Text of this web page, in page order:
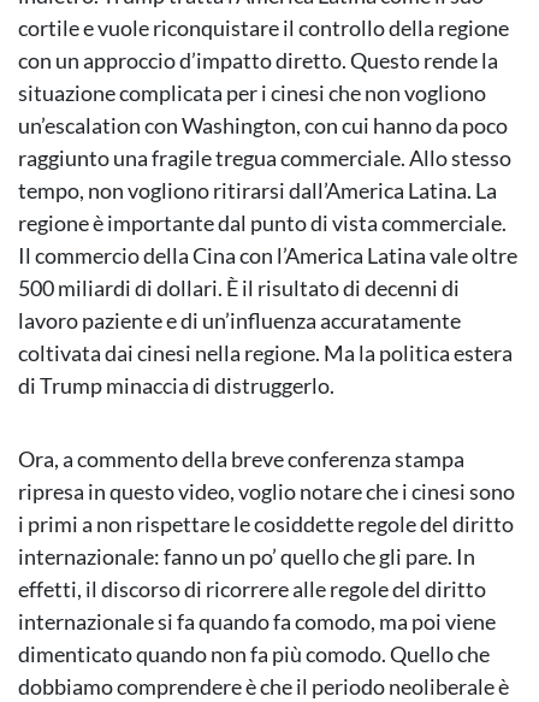
cortile e vuole riconquistare il controllo della regione
con un approccio d’impatto diretto. Questo rende la
situazione complicata per i cinesi che non vogliono
un’escalation con Washington, con cui hanno da poco
raggiunto una fragile tregua commerciale. Allo stesso
tempo, non vogliono ritirarsi dall’America Latina. La
regione è importante dal punto di vista commerciale.
Il commercio della Cina con l’America Latina vale oltre
500 miliardi di dollari. È il risultato di decenni di
lavoro paziente e di un’influenza accuratamente
coltivata dai cinesi nella regione. Ma la politica estera
di Trump minaccia di distruggerlo.
Ora, a commento della breve conferenza stampa
ripresa in questo video, voglio notare che i cinesi sono
i primi a non rispettare le cosiddette regole del diritto
internazionale: fanno un po’ quello che gli pare. In
effetti, il discorso di ricorrere alle regole del diritto
internazionale si fa quando fa comodo, ma poi viene
dimenticato quando non fa più comodo. Quello che
dobbiamo comprendere è che il periodo neoliberale è